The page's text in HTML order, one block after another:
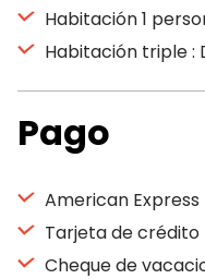
Habitación 1
Habitación triple :
Pago
American Express
Tarjeta de crédito
Cheque de